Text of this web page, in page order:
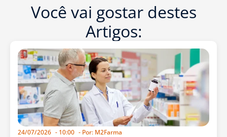
Você vai gostar destes
Artigos:
24/07/2026 - 10:00 - Por: M2Farma